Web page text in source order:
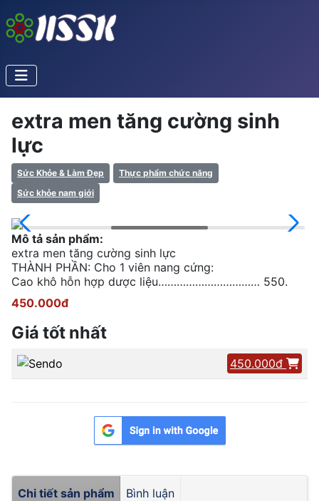
extra men tăng cường sinh
lực
Sức Khỏe & Làm Đẹp
Thực phẩm chức năng
Sức khỏe nam giới
Mô tả sản phẩm:
extra men tăng cường sinh lực
THÀNH PHẦN: Cho 1 viên nang cứng:
Cao khô hỗn hợp dược liệu…………………………… 550.
450.000đ
Giá tốt nhất
450.000đ
Chi tiết sản phẩm Bình luận